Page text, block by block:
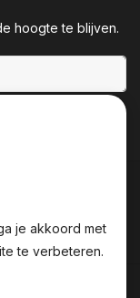
hoogte te blijven.
je akkoord met
te verbeteren.